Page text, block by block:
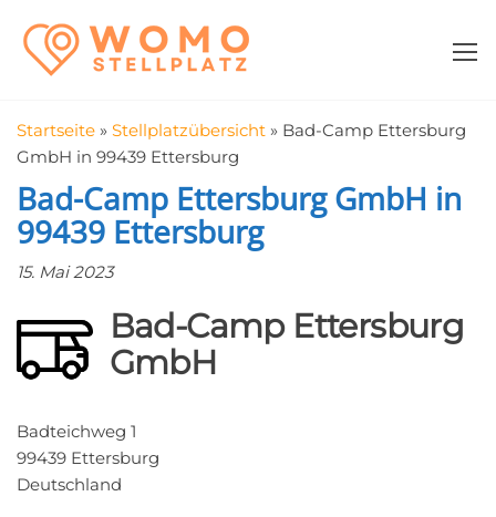
Inhalt
springen
in der Nähe
Startseite » Stellplatzübersicht » Bad-Camp Ettersburg
GmbH in 99439 Ettersburg
Bad-Camp Ettersburg GmbH in
99439 Ettersburg
15. Mai 2023
Bad-Camp Ettersburg
GmbH
Badteichweg 1
99439 Ettersburg
Deutschland